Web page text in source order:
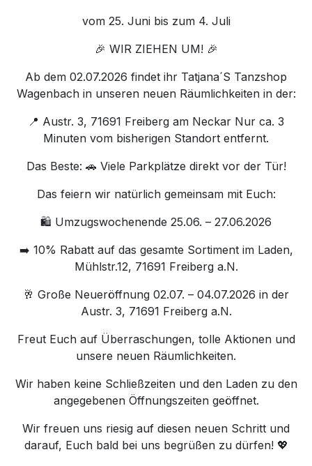
vom 25. Juni bis zum 4. Juli
🎉 WIR ZIEHEN UM! 🎉
Ab dem 02.07.2026 findet ihr Tatjana´S Tanzshop
Wagenbach in unseren neuen Räumlichkeiten in der:
📍 Austr. 3, 71691 Freiberg am Neckar Nur ca. 3
Minuten vom bisherigen Standort entfernt.
Das Beste: 🚗 Viele Parkplätze direkt vor der Tür!
Das feiern wir natürlich gemeinsam mit Euch:
🛍 Umzugswochenende 25.06. – 27.06.2026
➡️ 10% Rabatt auf das gesamte Sortiment im Laden,
Mühlstr.12, 71691 Freiberg a.N.
🥂 Große Neueröffnung 02.07. – 04.07.2026 in der
Austr. 3, 71691 Freiberg a.N.
Freut Euch auf Überraschungen, tolle Aktionen und
unsere neuen Räumlichkeiten.
Wir haben keine Schließzeiten und den Laden zu den
angegebenen Öffnungszeiten geöffnet.
Wir freuen uns riesig auf diesen neuen Schritt und
darauf, Euch bald bei uns begrüßen zu dürfen! 💖